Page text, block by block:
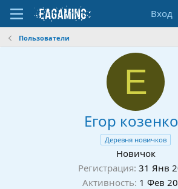
Вход
Пользователи
Е
Егор
Деревня новичков
Новичок
Регистрация 31 Янв
Активность 1 Фев